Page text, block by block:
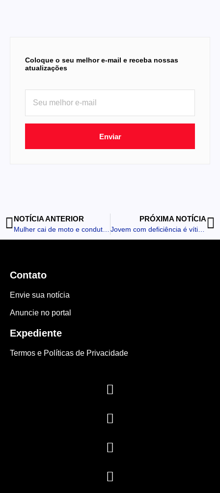
Coloque o seu melhor e-mail e receba nossas
atualizações
Enviar
NOTÍCIA ANTERIOR PRÓXIMA NOTÍCIA
Jovem com deficiência é vítima de estupro durante visita ao avô em Jardim Alegre
Contato
Envie sua notícia
Anuncie no portal
Expediente
Termos e Políticas de Privacidade